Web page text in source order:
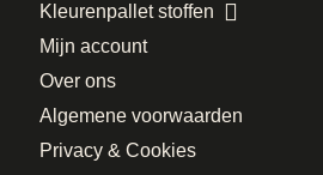
Kleurenpallet stoffen
Mijn account
Over ons
Algemene voorwaarden
Privacy & Cookies